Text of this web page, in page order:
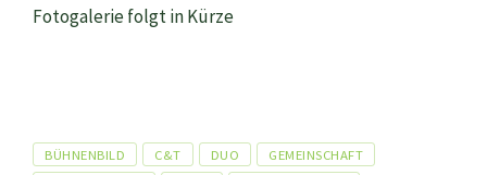
Fotogalerie folgt in Kürze
Tags
BÜHNENBILD C&T DUO
GEMEINSCHAFT